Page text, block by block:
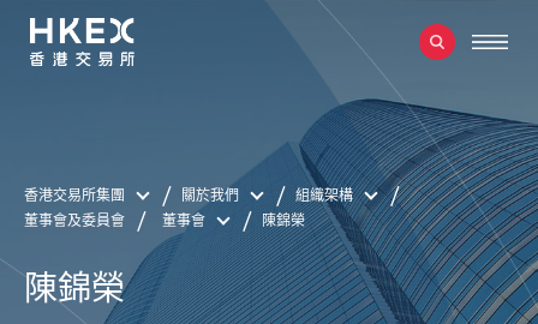
香港交易所集團 關於我們
組織架構
董事會及委員會
董事會 陳錦榮
陳錦榮